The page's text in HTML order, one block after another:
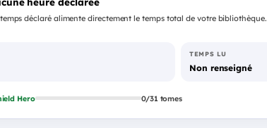
déclaré alimente directement le temps total de votre bibliothèque.
TEMPS LU
Non renseigné
Hero 0/31 tomes